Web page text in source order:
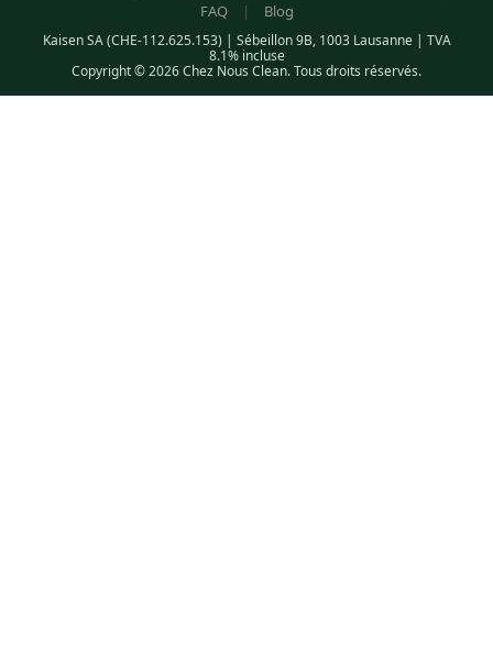
FAQ
| Blog
Kaisen SA (CHE-112.625.153) | Sébeillon 9B, 1003 Lausanne | TVA
8.1% incluse
Copyright © 2026 Chez Nous Clean. Tous droits réservés.